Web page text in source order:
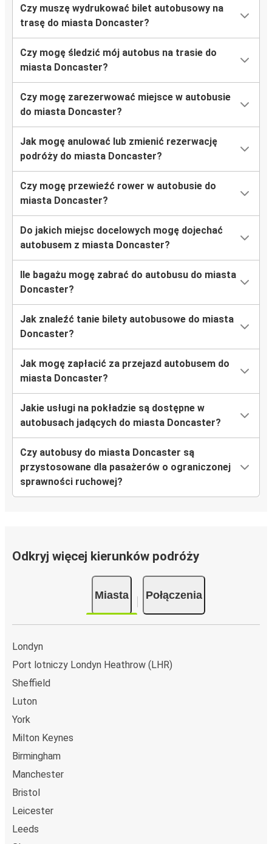
Czy muszę wydrukować bilet autobusowy na
trasę do miasta Doncaster?
Czy mogę śledzić mój autobus na trasie do
miasta Doncaster?
Czy mogę zarezerwować miejsce w autobusie
do miasta Doncaster?
Jak mogę anulować lub zmienić rezerwację
podróży do miasta Doncaster?
Czy mogę przewieźć rower w autobusie do
miasta Doncaster?
Do jakich miejsc docelowych mogę dojechać
autobusem z miasta Doncaster?
Ile bagażu mogę zabrać do autobusu do miasta
Doncaster?
Jak znaleźć tanie bilety autobusowe do miasta
Doncaster?
Jak mogę zapłacić za przejazd autobusem do
miasta Doncaster?
Jakie usługi na pokładzie są dostępne w
autobusach jadących do miasta Doncaster?
Czy autobusy do miasta Doncaster są
przystosowane dla pasażerów o ograniczonej
sprawności ruchowej?
Odkryj więcej kierunków podróży
Miasta Połączenia
Londyn
Port lotniczy Londyn Heathrow (LHR)
Sheffield
Luton
York
Milton Keynes
Birmingham
Manchester
Bristol
Leicester
Leeds